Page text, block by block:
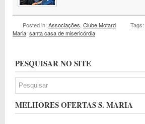
Posted in: Associações Clube Motard Tags:
Maria santa casa de misericórdia
PESQUISAR NO SITE
MELHORES OFERTAS S. MARIA